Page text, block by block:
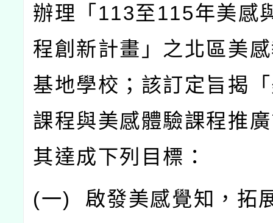
辦理「 113至115年美感
程創新計畫」之北區美
基地學校；該訂定旨揭
課程與美感體驗課程推
其達成下列目標：
(一) 啟發美感覺知，拓